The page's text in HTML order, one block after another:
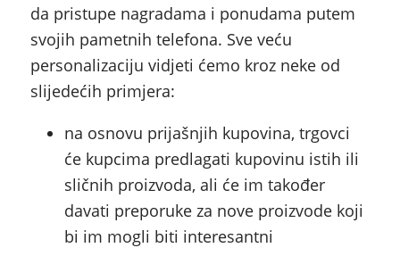
da pristupe nagradama i ponudama putem
svojih pametnih telefona. Sve veću
personalizaciju vidjeti ćemo kroz neke od
slijedećih primjera:
na osnovu prijašnjih kupovina, trgovci
će kupcima predlagati kupovinu istih ili
sličnih proizvoda, ali će im također
davati preporuke za nove proizvode koji
bi im mogli biti interesantni